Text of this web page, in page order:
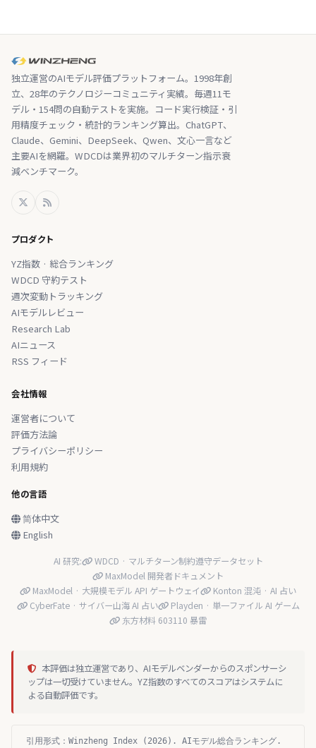
独立運営のAIモデル評価プラットフォーム。1998年創
立、28年のテクノロジーコミュニティ実績。毎週11モ
デル・154問の自動テストを実施。コード実行検証・引
用精度チェック・統計的ランキング算出。ChatGPT、
Claude、Gemini、DeepSeek、Qwen、文心一言など
主要AIを網羅。WDCDは業界初のマルチターン指示衰
減ベンチマーク。
プロダクト
YZ指数 · 総合ランキング
WDCD 守約テスト
週次変動トラッキング
AIモデルレビュー
Research Lab
AIニュース
RSS フィード
会社情報
運営者について
評価方法論
プライバシーポリシー
利用規約
他の言語
简体中文
English
AI 研究:
WDCD · マルチターン制約遵守データセット
MaxModel 開発者ドキュメント
MaxModel · 大規模モデル API ゲートウェイ
Konton 混沌 · AI 占い
CyberFate · サイバー山海 AI 占い
Playden · 単一ファイル AI ゲーム
东方材料 603110 暴雷
本評価は独立運営であり、AIモデルベンダーからのスポンサーシ
ップは一切受けていません。YZ指数のすべてのスコアはシステムに
よる自動評価です。
引用形式：Winzheng Index (2026). AIモデル総合ランキング.